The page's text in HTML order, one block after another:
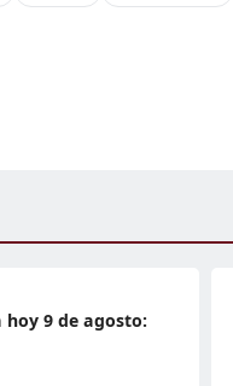
hoy 9 de agosto: